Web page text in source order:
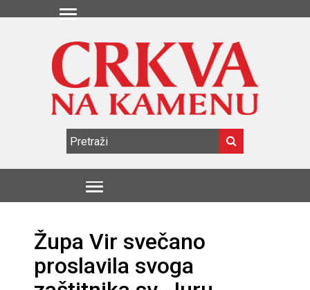
Župa Vir svečano
proslavila svoga